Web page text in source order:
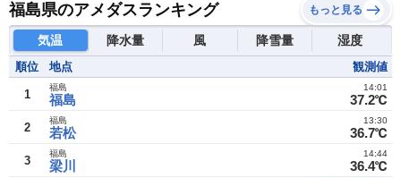
福島県のアメダスランキング もっと見る
気温 降水量 風 降雪量 湿度
順位 地点 観測値
1 福島
福島
37.2℃
14:01
2 若松
福島
36.7℃
13:30
3 梁川
福島
36.4℃
14:44